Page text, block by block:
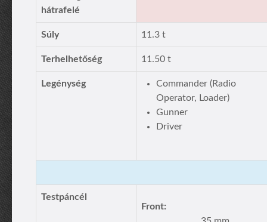
hátrafelé
Súly 11.3 t
Terhelhetőség 11.50 t
Legénység
Commander (Radio
Operator, Loader)
Gunner
Driver
Testpáncél
Front: